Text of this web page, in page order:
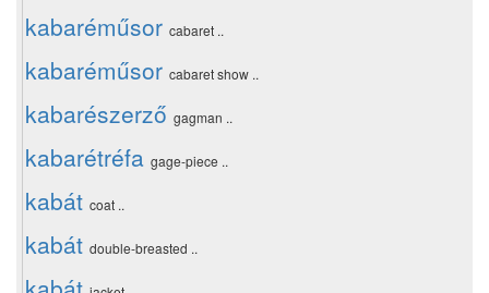
kabaréműsor cabaret ..
kabaréműsor cabaret show ..
kabarészerző gagman ..
kabarétréfa gage-piece ..
kabát coat ..
kabát double-breasted ..